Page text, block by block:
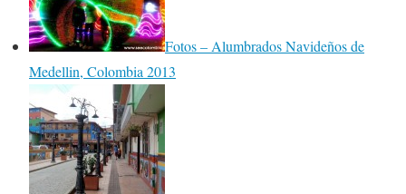
Fotos – Alumbrados Navideños de
Medellin, Colombia 2013